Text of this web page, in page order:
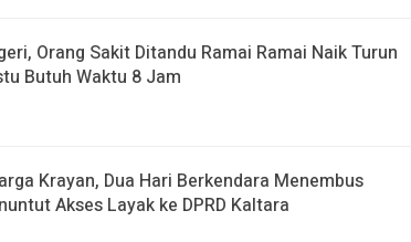
Orang Sakit Ditandu Ramai Ramai Naik Turun
Butuh Waktu 8 Jam
Krayan, Dua Hari Berkendara Menembus
Akses Layak ke DPRD Kaltara